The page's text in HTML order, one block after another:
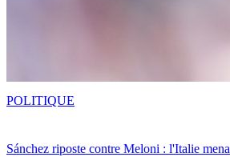
Sánchez riposte contre Meloni : l'Italie
POLITIQUE